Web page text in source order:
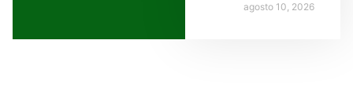
agosto 10, 2026